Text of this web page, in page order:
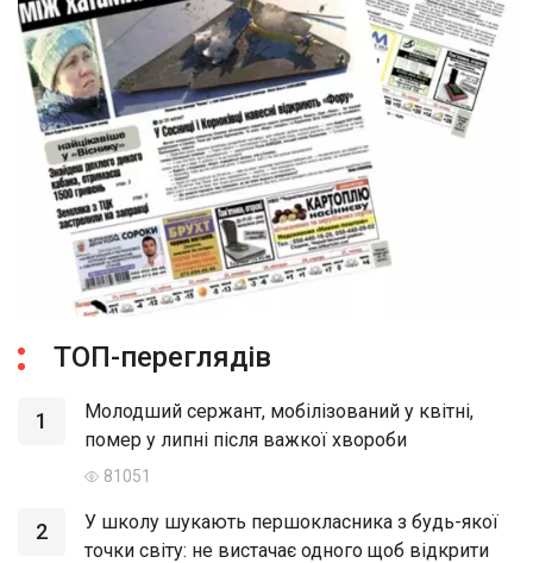
ТОП-переглядів
1
Молодший сержант, мобілізований у квітні,
помер у липні після важкої хвороби
81051
2
У школу шукають першокласника з будь-якої
точки світу: не вистачає одного щоб відкрити